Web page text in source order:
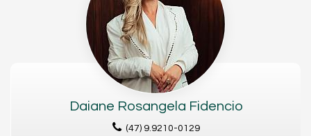
Daiane Rosangela Fidencio
(47) 9.9210-0129